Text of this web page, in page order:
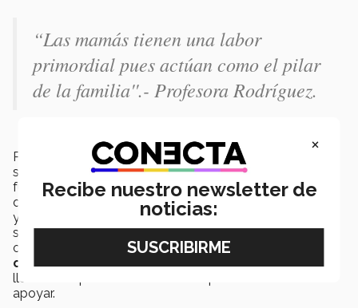
“Las mamás tienen una labor
primordial pues actúan como el pilar
de la familia''.- Profesora Rodríguez.
Para Mariana sermadre yprofesionista
sido un
complejo. Así como esdirectora
fundación es directora de la empresa más importante
de su vida: su
. Ella resalta que las
y
que adquiere tanto en su hogar como en
su trabajo son utilizadas en ambos lugares. La
organización y logística le permitencumplir
objetivos, así como elamory lapasiónpor ayudar la
llevan siempre a encontrar más oportunidades de
apoyar.
×
Recibe nuestro newsletter de
noticias: